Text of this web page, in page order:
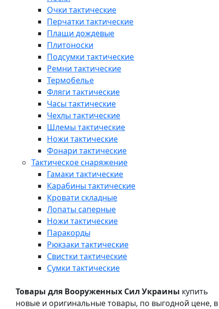
Очки тактические
Перчатки тактические
Плащи дождевые
Плитоноски
Подсумки тактические
Ремни тактические
Термобелье
Фляги тактические
Часы тактические
Чехлы тактические
Шлемы тактические
Ножи тактические
Фонари тактические
Тактическое снаряжение
Гамаки тактические
Карабины тактические
Кровати складные
Лопаты саперные
Ножи тактические
Паракорды
Рюкзаки тактические
Свистки тактические
Сумки тактические
Товары для Вооруженных Сил Украины купить
новые и оригинальные товары, по выгодной цене, в